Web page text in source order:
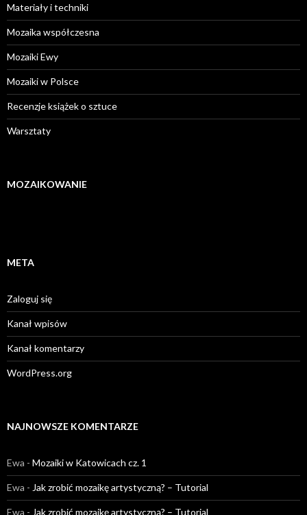
Materiały i techniki
Mozaika współczesna
Mozaiki Ewy
Mozaiki w Polsce
Recenzje książek o sztuce
Warsztaty
MOZAIKOWANIE
META
Zaloguj się
Kanał wpisów
Kanał komentarzy
WordPress.org
NAJNOWSZE KOMENTARZE
Ewa - Mozaiki w Katowicach cz. 1
Ewa - Jak zrobić mozaikę artystyczną? – Tutorial
Ewa - Jak zrobić mozaikę artystyczną? – Tutorial